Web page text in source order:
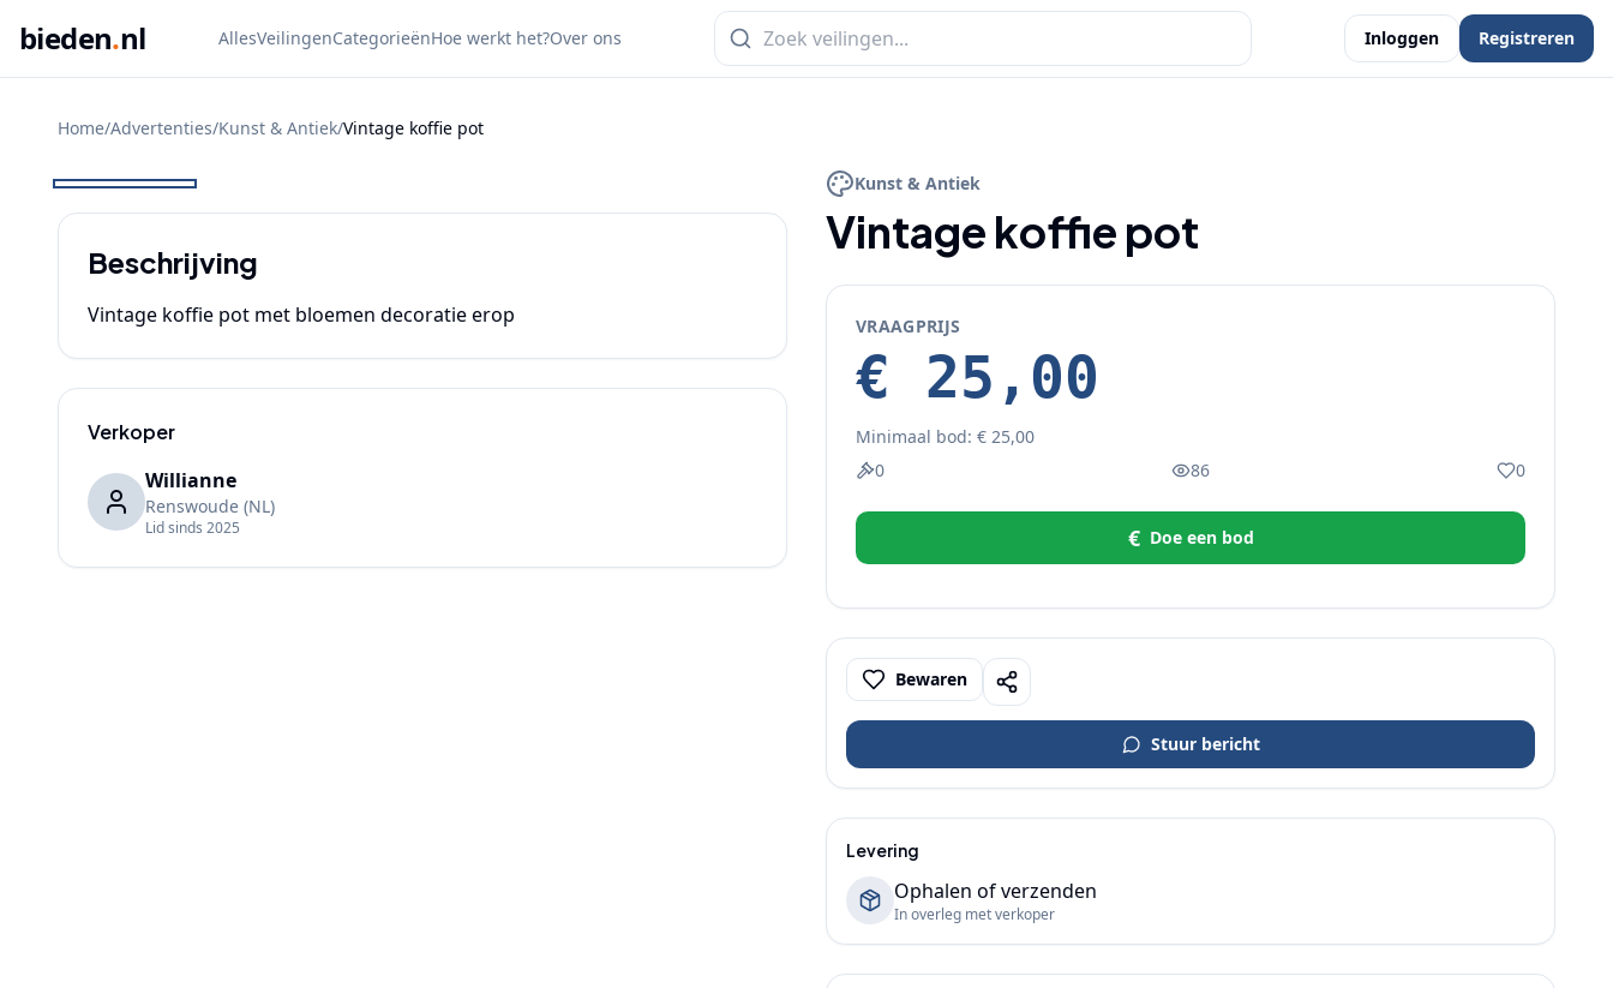
bieden.nl AllesVeilingenCategorieënHoe werkt het?Over ons Inloggen Registreren
Home/Advertenties/Kunst & Antiek/Vintage koffie pot
Beschrijving
Vintage koffie pot met bloemen decoratie erop
Verkoper
Willianne
Renswoude (NL)
Lid sinds 2025
Kunst & Antiek
Vintage koffie pot
VRAAGPRIJS
€ 25,00
Minimaal bod: € 25,00
0
86 0
€ Doe een bod
Bewaren
Stuur bericht
Levering
Ophalen of verzenden
In overleg met verkoper